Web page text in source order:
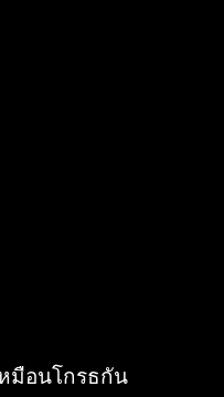
มือนโกรธกัน